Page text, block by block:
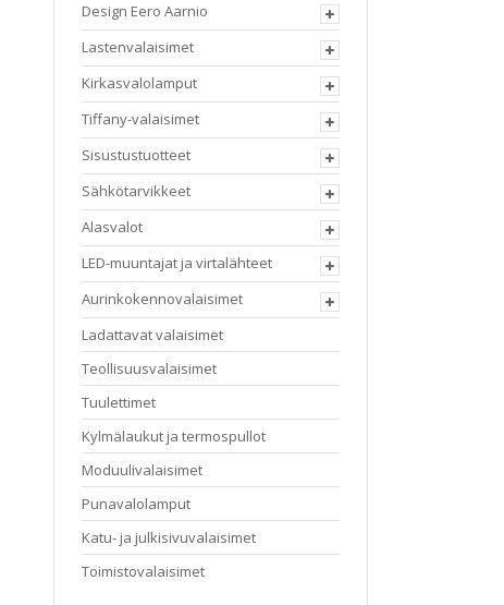
Design Eero Aarnio
Lastenvalaisimet
Kirkasvalolamput
Tiffany-valaisimet
Sisustustuotteet
Sähkötarvikkeet
Alasvalot
LED-muuntajat ja virtalähteet
Aurinkokennovalaisimet
Ladattavat valaisimet
Teollisuusvalaisimet
Tuulettimet
Kylmälaukut ja termospullot
Moduulivalaisimet
Punavalolamput
Katu- ja julkisivuvalaisimet
Toimistovalaisimet